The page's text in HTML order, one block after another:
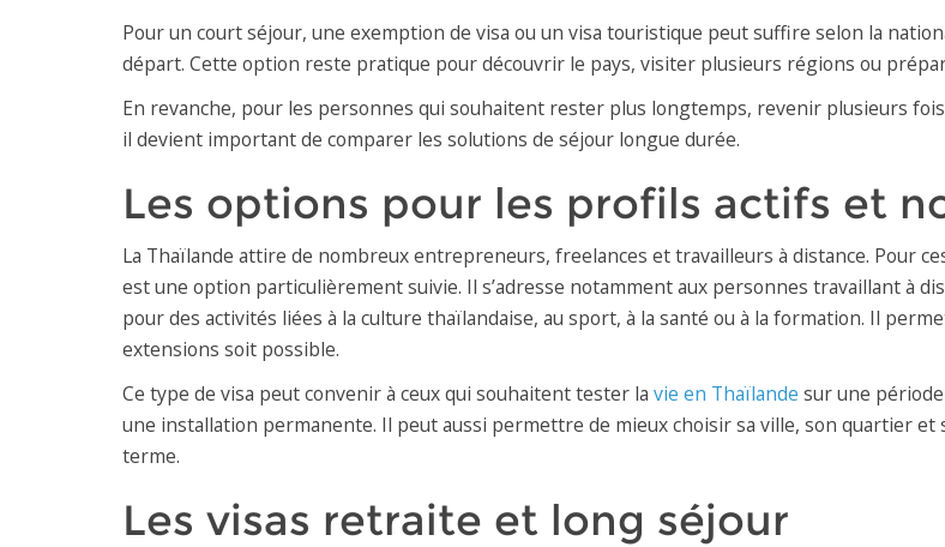
Pour un court séjour, une exemption de visa ou un visa touristique peut suffire selon la
départ. Cette option reste pratique pour découvrir le pays, visiter plusieurs régions ou
En revanche, pour les personnes qui souhaitent rester plus longtemps, revenir plusieurs
il devient important de comparer les solutions de séjour longue durée.
Les options pour les profils actifs et
La Thaïlande attire de nombreux entrepreneurs, freelances et travailleurs à distance. Pour
est une option particulièrement suivie. Il s’adresse notamment aux personnes travaillant à
pour des activités liées à la culture thaïlandaise, au sport, à la santé ou à la formation. Il
extensions soit possible.
Ce type de visa peut convenir à ceux qui souhaitent tester la vie en Thaïlande sur une
une installation permanente. Il peut aussi permettre de mieux choisir sa ville, son quartier
terme.
Les visas retraite et long séjour